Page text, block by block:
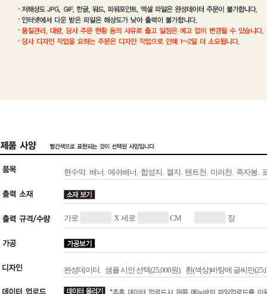
현수막. 배너. 메쉬배너. 합성지. 캘지. 텐트천. 미러천. 족자봉.
가로 X 세로 CM 장
완성데이터. 샘플 시안 선택(25,000원). 흰(색상)바탕에 글씨만